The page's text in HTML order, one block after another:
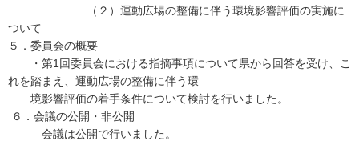
（２）運動広場の整備に伴う環境影響評価の実施に
ついて
５．委員会の概要
・第1回委員会における指摘事項について県から回答を受け、こ
れを踏まえ、運動広場の整備に伴う環
境影響評価の着手条件について検討を行いました。
６．会議の公開・非公開
会議は公開で行いました。